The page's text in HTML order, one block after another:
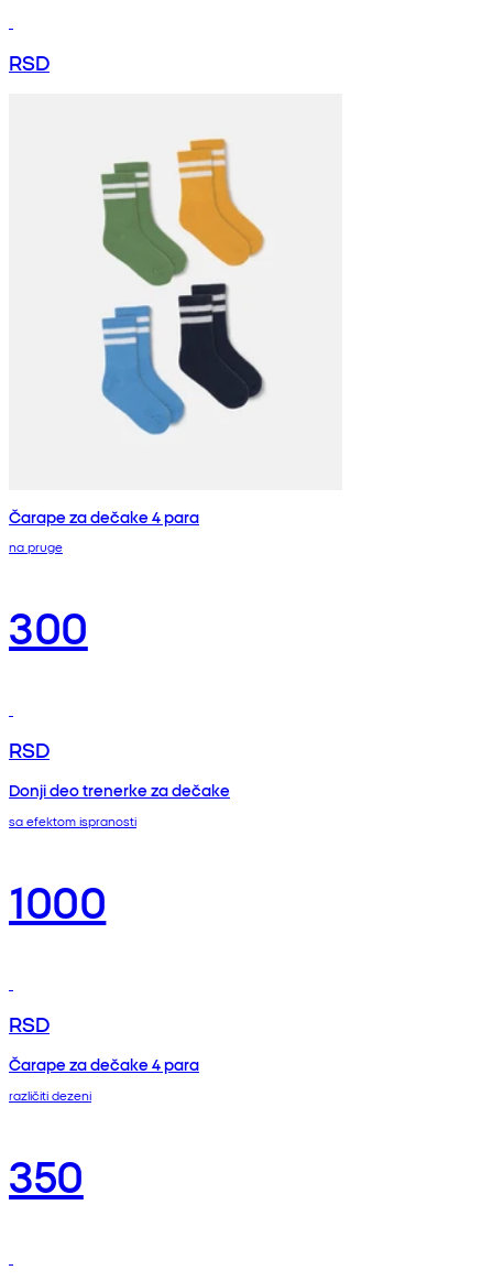
RSD
Čarape za dečake 4 para
na pruge
300
RSD
Donji deo trenerke za dečake
sa efektom ispranosti
1000
RSD
Čarape za dečake 4 para
različiti dezeni
350